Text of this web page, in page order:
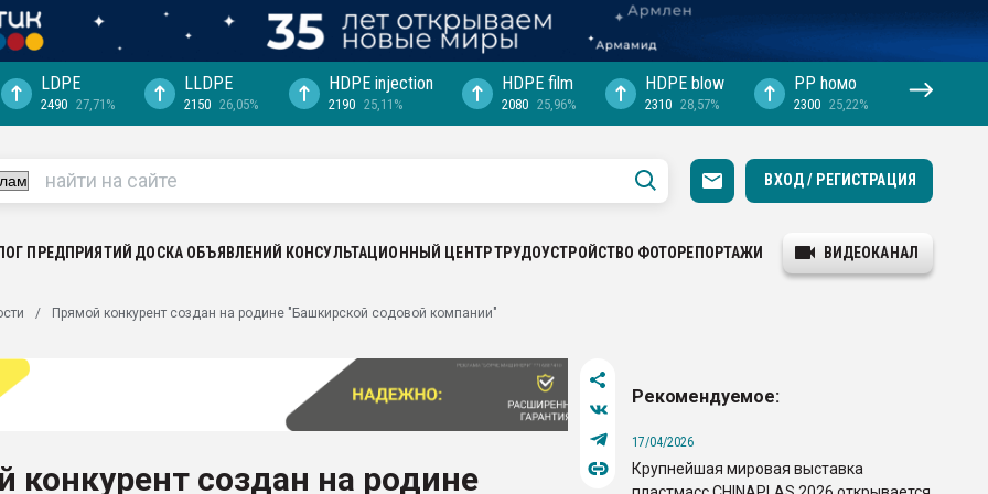
выходит на
рынке
LDPE
2490 27,71%
LLDPE
2150 26,05%
HDPE injection
2190 25,11%
HDPE film
2080 25,96%
HDPE blow
2310 28,57%
PP hомо
2300 25,22%
ВХОД / РЕГИСТРАЦИЯ
ПРЕДПРИЯТИЙ ДОСКА ОБЪЯВЛЕНИЙ КОНСУЛЬТАЦИОННЫЙ ЦЕНТРТРУДОУСТРОЙСТВО ФОТОРЕПОРТАЖИ ВИДЕОКАНАЛ
Прямой конкурент создан на родине "Башкирской содовой компании"
конкурент создан на родине
Рекомендуемое:
17/04/2026
Крупнейшая мировая выставка